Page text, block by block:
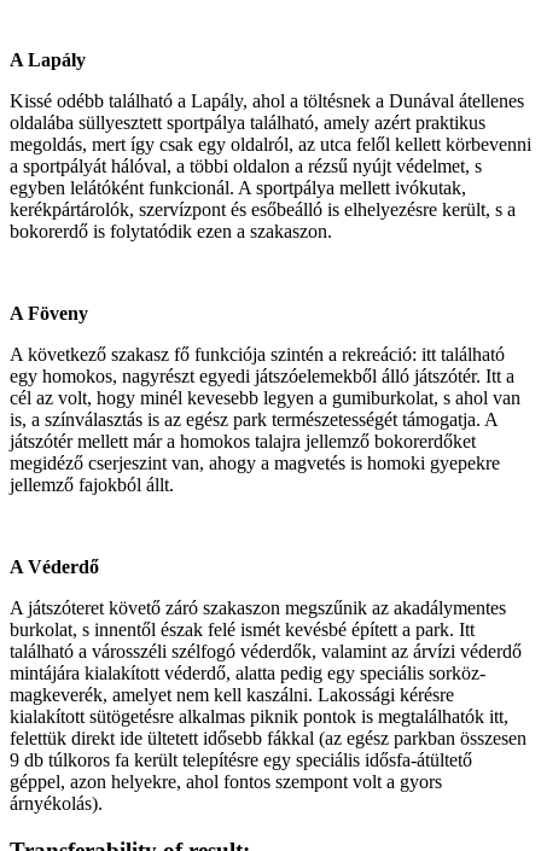
A Lapály
Kissé odébb található a Lapály, ahol a töltésnek a Dunával átellenes
oldalába süllyesztett sportpálya található, amely azért praktikus
megoldás, mert így csak egy oldalról, az utca felől kellett körbevenni
a sportpályát hálóval, a többi oldalon a rézsű nyújt védelmet, s
egyben lelátóként funkcionál. A sportpálya mellett ivókutak,
kerékpártárolók, szervízpont és esőbeálló is elhelyezésre került, s a
bokorerdő is folytatódik ezen a szakaszon.
A Föveny
A következő szakasz fő funkciója szintén a rekreáció: itt található
egy homokos, nagyrészt egyedi játszóelemekből álló játszótér. Itt a
cél az volt, hogy minél kevesebb legyen a gumiburkolat, s ahol van
is, a színválasztás is az egész park természetességét támogatja. A
játszótér mellett már a homokos talajra jellemző bokorerdőket
megidéző cserjeszint van, ahogy a magvetés is homoki gyepekre
jellemző fajokból állt.
A Véderdő
A játszóteret követő záró szakaszon megszűnik az akadálymentes
burkolat, s innentől észak felé ismét kevésbé épített a park. Itt
található a városszéli szélfogó véderdők, valamint az árvízi véderdő
mintájára kialakított véderdő, alatta pedig egy speciális sorköz-
magkeverék, amelyet nem kell kaszálni. Lakossági kérésre
kialakított sütögetésre alkalmas piknik pontok is megtalálhatók itt,
felettük direkt ide ültetett idősebb fákkal (az egész parkban összesen
9 db túlkoros fa került telepítésre egy speciális idősfa-átültető
géppel, azon helyekre, ahol fontos szempont volt a gyors
árnyékolás).